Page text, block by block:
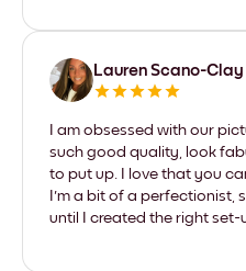
Lauren Scano-Clay
I am obsessed with our
such good quality, look
to put up. I love that you
I'm a bit of a perfectionist,
until I created the right set-